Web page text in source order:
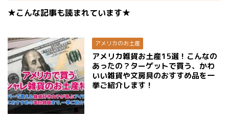
★こんな記事も読まれています★
アメリカのお土産
アメリカ雑貨お土産15選！こんなの
あったの？ターゲットで買う、かわ
いい雑貨や文房具のおすすめ品を一
挙ご紹介します！